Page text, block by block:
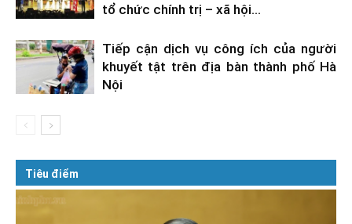
tổ chức chính trị – xã hội...
Tiếp cận dịch vụ công ích của người
khuyết tật trên địa bàn thành phố Hà
Nội
Tiêu điểm